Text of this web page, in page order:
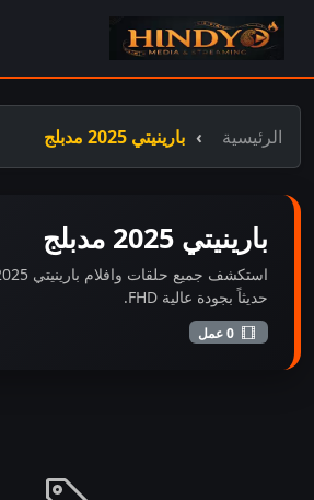
الرئيسية بارينيتي 2025 مدبلج
بارينيتي 2025 مدبلج
حديثاً بجودة عالية FHD.